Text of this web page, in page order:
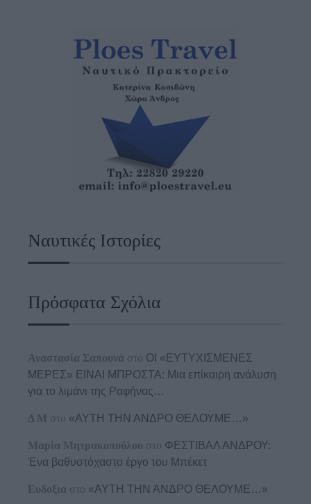
Ναυτικές Ιστορίες
Πρόσφατα Σχόλια
Αναστασία Σαπουνά στο ΟΙ «ΕΥΤΥΧΙΣΜΕΝΕΣ
ΜΕΡΕΣ» ΕΙΝΑΙ ΜΠΡΟΣΤΑ: Μια επίκαιρη ανάλυση
για το λιμάνι της Ραφήνας…
Δ Μ στο «ΑΥΤΗ ΤΗΝ ΑΝΔΡΟ ΘΕΛΟΥΜΕ…»
Μαρία Μητρακοπούλου στο ΦΕΣΤΙΒΑΛ ΑΝΔΡΟΥ:
Ένα βαθυστόχαστο έργο του Μπέκετ
Ευδοξια στο «ΑΥΤΗ ΤΗΝ ΑΝΔΡΟ ΘΕΛΟΥΜΕ…»